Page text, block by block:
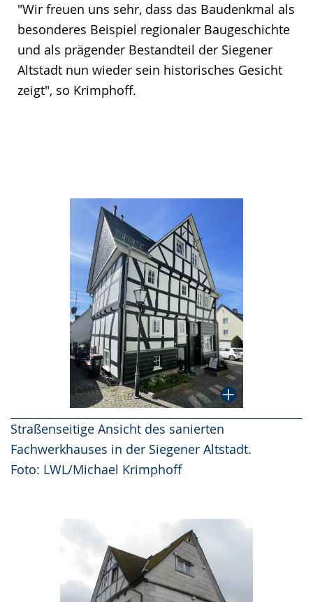
"Wir freuen uns sehr, dass das Baudenkmal als
besonderes Beispiel regionaler Baugeschichte
und als prägender Bestandteil der Siegener
Altstadt nun wieder sein historisches Gesicht
zeigt", so Krimphoff.
Straßenseitige Ansicht des sanierten
Fachwerkhauses in der Siegener Altstadt.
Foto: LWL/Michael Krimphoff